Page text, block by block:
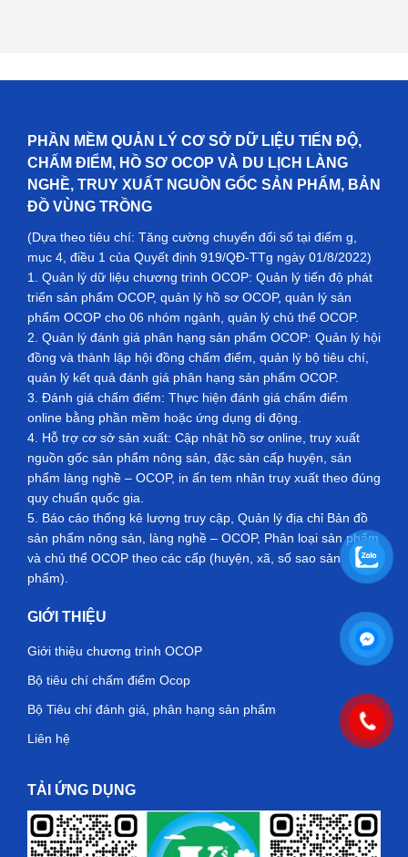
PHẦN MỀM QUẢN LÝ CƠ SỞ DỮ LIỆU TIẾN ĐỘ,
CHẤM ĐIỂM, HỒ SƠ OCOP VÀ DU LỊCH LÀNG
NGHỀ, TRUY XUẤT NGUỒN GỐC SẢN PHẨM, BẢN
ĐỒ VÙNG TRỒNG
(Dựa theo tiêu chí: Tăng cường chuyển đổi số tại điểm g,
mục 4, điều 1 của Quyết định 919/QĐ-TTg ngày 01/8/2022)
1. Quản lý dữ liệu chương trình OCOP: Quản lý tiến độ phát
triển sản phẩm OCOP, quản lý hồ sơ OCOP, quản lý sản
phẩm OCOP cho 06 nhóm ngành, quản lý chủ thể OCOP.
2. Quản lý đánh giá phân hạng sản phẩm OCOP: Quản lý hội
đồng và thành lập hội đồng chấm điểm, quản lý bộ tiêu chí,
quản lý kết quả đánh giá phân hạng sản phẩm OCOP.
3. Đánh giá chấm điểm: Thực hiện đánh giá chấm điểm
online bằng phần mềm hoặc ứng dụng di động.
4. Hỗ trợ cơ sở sản xuất: Cập nhật hồ sơ online, truy xuất
nguồn gốc sản phẩm nông sản, đặc sản cấp huyện, sản
phẩm làng nghề – OCOP, in ấn tem nhãn truy xuất theo đúng
quy chuẩn quốc gia.
5. Báo cáo thống kê lượng truy cập, Quản lý địa chỉ Bản đồ
sản phẩm nông sản, làng nghề – OCOP, Phân loại sản phẩm
và chủ thể OCOP theo các cấp (huyện, xã, số sao sản
phẩm).
GIỚI THIỆU
Giới thiệu chương trình OCOP
Bộ tiêu chí chấm điểm Ocop
Bộ Tiêu chí đánh giá, phân hạng sản phẩm
Liên hệ
TẢI ỨNG DỤNG